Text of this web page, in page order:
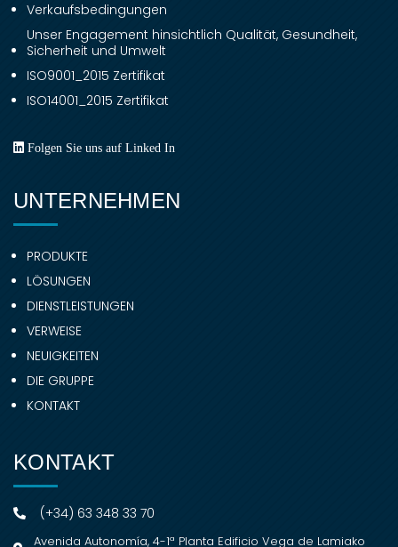
Verkaufsbedingungen
Unser Engagement hinsichtlich Qualität, Gesundheit,
Sicherheit und Umwelt
ISO9001_2015 Zertifikat
ISO14001_2015 Zertifikat
Folgen Sie uns auf Linked In
UNTERNEHMEN
PRODUKTE
LÖSUNGEN
DIENSTLEISTUNGEN
VERWEISE
NEUIGKEITEN
DIE GRUPPE
KONTAKT
KONTAKT
(+34) 63 348 33 70
Avenida Autonomía, 4-1ª Planta Edificio Vega de Lamiako